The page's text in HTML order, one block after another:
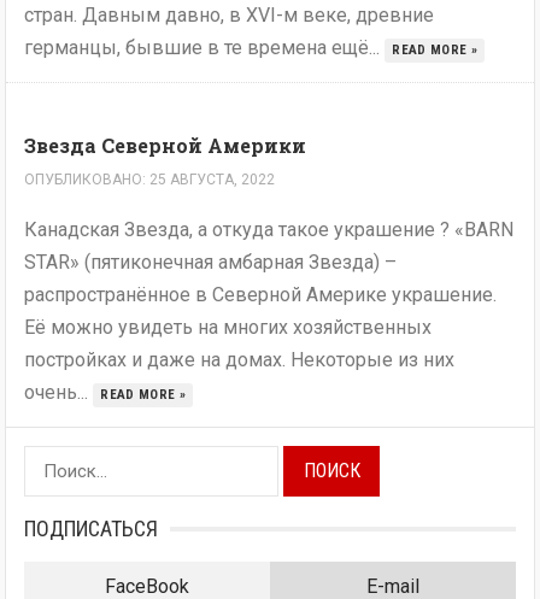
стран. Давным давно, в XVI-м веке, древние
германцы, бывшие в те времена ещё...
READ MORE »
Звезда Северной Америки
ОПУБЛИКОВАНО: 25 АВГУСТА, 2022
Канадская Звезда, а откуда такое украшение ? «BARN
STAR» (пятиконечная амбарная Звезда) –
распространённое в Северной Америке украшение.
Её можно увидеть на многих хозяйственных
постройках и даже на домах. Некоторые из них
очень...
READ MORE »
Найти:
ПОДПИСАТЬСЯ
FaceBook E-mail